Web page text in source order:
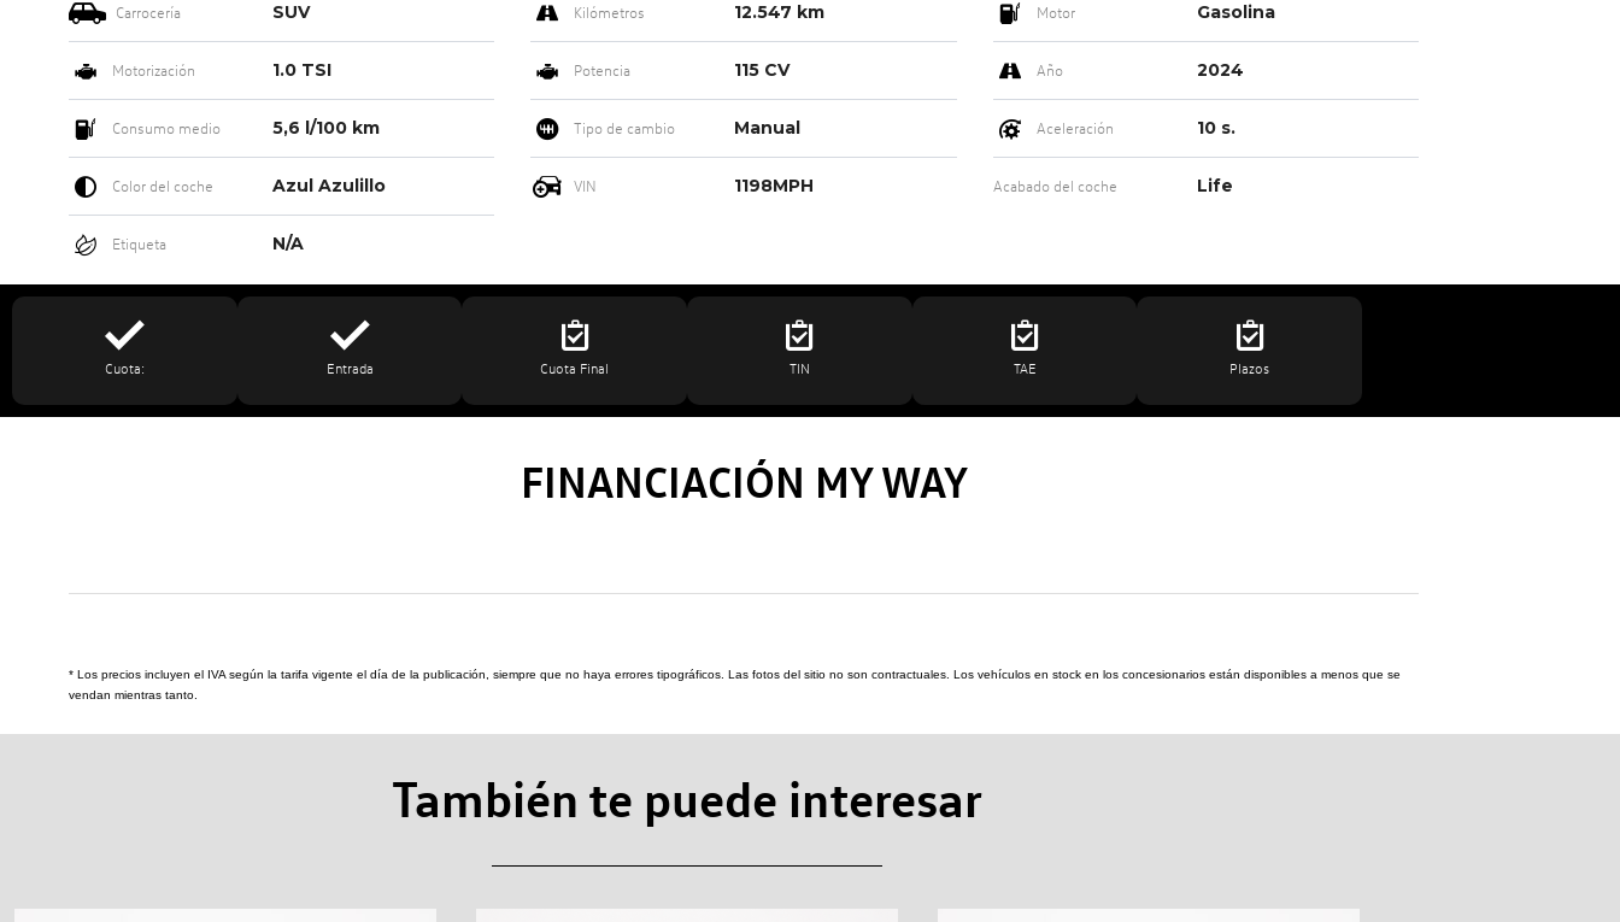
Carrocería SUV Kilómetros 12.547 km Motor Gasolina
Motorización 1.0 TSI Potencia 115 CV Año 2024
Consumo medio 5,6 l/100 km Tipo de cambio Manual Aceleración 10 s.
Color del coche Azul Azulillo VIN 1198MPH Acabado del coche Life
Etiqueta N/A
Cuota: Entrada Cuota Final TIN TAE Plazos
FINANCIACIÓN MY WAY
* Los precios incluyen el IVA según la tarifa vigente el día de la publicación, siempre que no haya errores tipográficos. Las fotos del sitio no son contractuales. Los vehículos en stock en los concesionarios están disponibles a menos que se
vendan mientras tanto.
También te puede interesar